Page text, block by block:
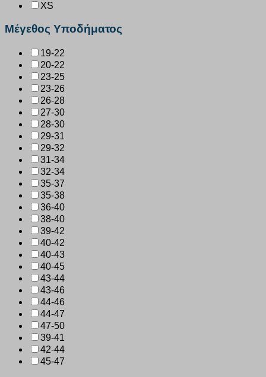
XS
Μέγεθος Υποδήματος
19-22
20-22
23-25
23-26
26-28
27-30
28-30
29-31
29-32
31-34
32-34
35-37
35-38
36-40
38-40
39-42
40-42
40-43
40-45
43-44
43-46
44-46
44-47
47-50
39-41
42-44
45-47